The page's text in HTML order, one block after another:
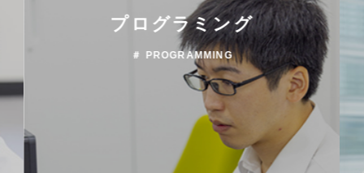
プログラミング
＃ PROGRAMMING